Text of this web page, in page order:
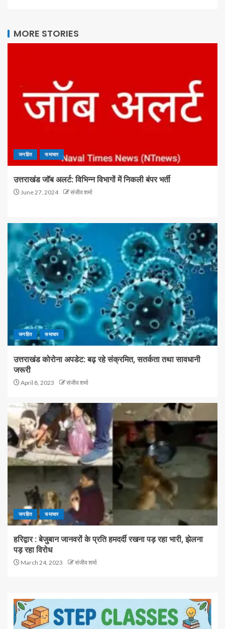
MORE STORIES
जनहित समाचार
उत्तराखंड जॉब अलर्ट: विभिन्न विभागों में निकली बंपर भर्ती
June 27, 2024 संजीव शर्मा
जनहित समाचार
उत्तराखंड कोरोना अपडेट: बढ़ रहे संक्रमित, सतर्कता तथा सावधानी
जरूरी
April 8, 2023 संजीव शर्मा
जनहित समाचार
हरिद्वार : बेजुबान जानवरों के प्रति हमदर्दी रखना पड़ रहा भारी, झेलना
पड़ रहा विरोध
March 24, 2023 संजीव शर्मा